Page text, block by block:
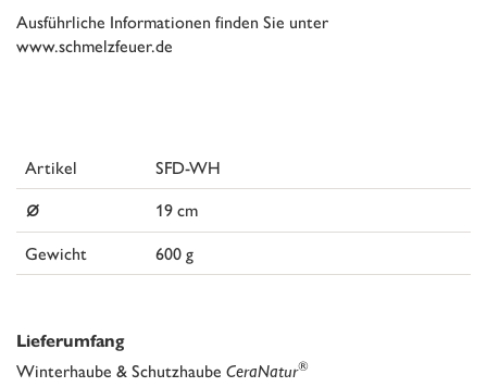
Ausführliche Informationen finden Sie unter
www.schmelzfeuer.de
Artikel SFD-WH
⌀
19 cm
Gewicht
600 g
Lieferumfang
Winterhaube & Schutzhaube CeraNatur®